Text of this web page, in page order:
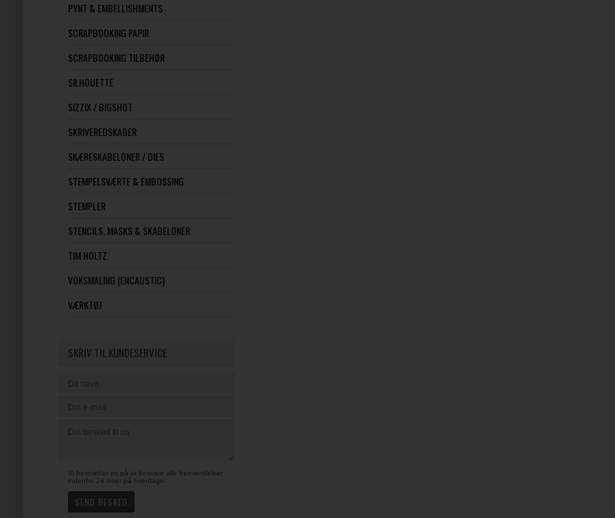
PYNT & EMBELLISHMENTS
SCRAPBOOKING PAPIR
SCRAPBOOKING TILBEHØR
SILHOUETTE
SIZZIX / BIGSHOT
SKRIVEREDSKABER
SKÆRESKABELONER / DIES
STEMPELSVÆRTE & EMBOSSING
STEMPLER
STENCILS, MASKS & SKABELONER
TIM HOLTZ
VOKSMALING (ENCAUSTIC)
VÆRKTØJ
SKRIV TIL KUNDESERVICE
Vi bestræber os på at besvare alle henvendelser
indenfor 24 timer på hverdage.